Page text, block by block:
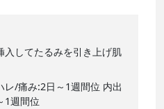
入してたるみを引き上げ肌
レ/痛み:2日～1週間位 内出
1週間位